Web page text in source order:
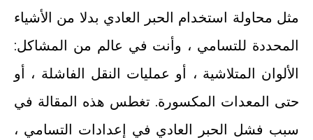
مثل محاولة استخدام الحبر العادي بدلا من الأشياء
المحددة للتسامي ، وأنت في عالم من المشاكل:
الألوان المتلاشية ، أو عمليات النقل الفاشلة ، أو
حتى المعدات المكسورة. تغطس هذه المقالة في
سبب فشل الحبر العادي في إعدادات التسامي ،